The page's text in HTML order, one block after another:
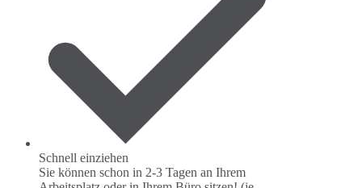
Schnell einziehen
Sie können schon in 2-3 Tagen an Ihrem